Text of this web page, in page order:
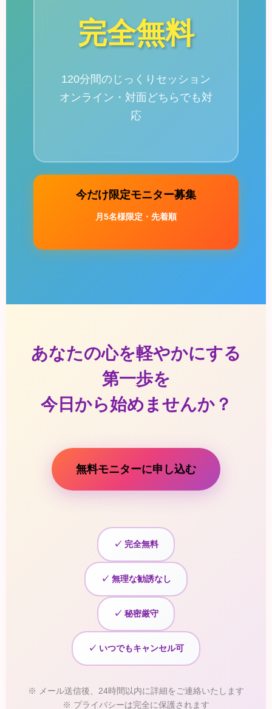
完全無料
120分間のじっくりセッション
オンライン・対面どちらでも対
応
今だけ限定モニター募集
月5名様限定・先着順
あなたの心を軽やかにする
第一歩を
今日から始めませんか？
無料モニターに申し込む
✓ 完全無料
✓ 無理な勧誘なし
✓ 秘密厳守
✓ いつでもキャンセル可
※ メール送信後、24時間以内に詳細をご連絡いたします
※ プライバシーは完全に保護されます